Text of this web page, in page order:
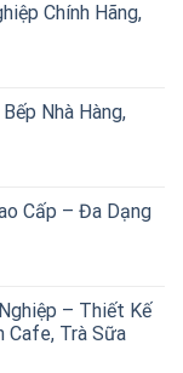
Chính Hãng,
Nhà Hàng,
Cấp – Đa Dạng
– Thiết Kế
Cafe, Trà Sữa